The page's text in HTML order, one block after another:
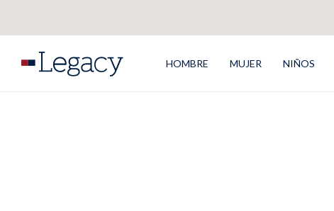
HOMBRE MUJER NIÑOS